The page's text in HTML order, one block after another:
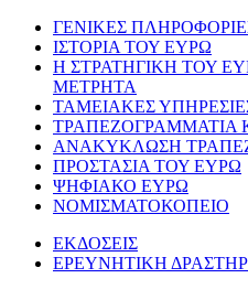
ΓΕΝΙΚΕΣ
ΙΣΤΟΡΙΑ ΤΟΥ ΕΥΡΩ
Η ΣΤΡΑΤΗΓΙΚΗ ΤΟΥ
ΜΕΤΡΗΤΑ
ΤΑΜΕΙΑΚΕΣ
ΤΡΑΠΕΖΟΓΡΑΜΜΑΤΙΑ
ΑΝΑΚΥΚΛΩΣΗ
ΠΡΟΣΤΑΣΙΑ ΤΟΥ ΕΥΡΩ
ΨΗΦΙΑΚΟ ΕΥΡΩ
ΝΟΜΙΣΜΑΤΟΚΟΠΕΙΟ
ΕΚΔΟΣΕΙΣ
ΕΡΕΥΝΗΤΙΚΗ